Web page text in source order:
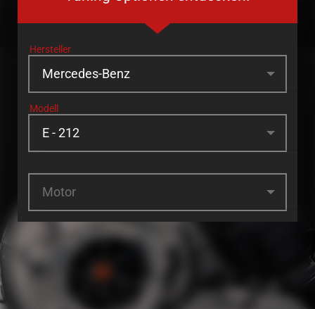
Hersteller
Modell
Motor